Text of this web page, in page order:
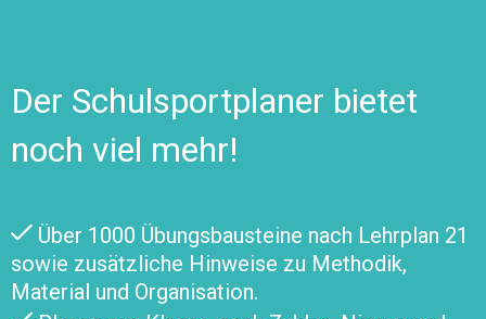
Der Schulsportplaner bietet
noch viel mehr!
Über 1000 Übungsbausteine nach Lehrplan 21
sowie zusätzliche Hinweise zu Methodik,
Material und Organisation.